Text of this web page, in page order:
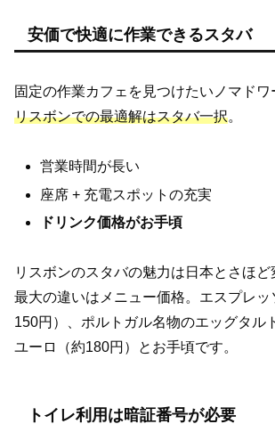
安価で快適に作業できるスタバ
固定の作業カフェを見つけたいノマドワ
リスボンでの最適解はスタバ一択。
営業時間が長い
座席 + 充電スポットの充実
ドリンク価格がお手頃
リスボンのスタバの魅力は日本とさほど
最大の違いはメニュー価格。エスプレッ
150円）、ポルトガル名物のエッグタル
ユーロ（約180円）とお手頃です。
トイレ利用は暗証番号が必要